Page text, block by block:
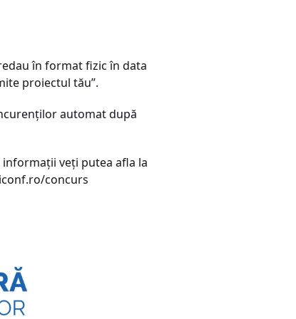
în format fizic în data
proiectul tău”.
automat după
veți putea afla la
concurs